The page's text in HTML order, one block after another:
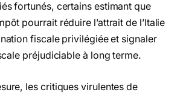
fortunés, certains estimant que
pourrait réduire l’attrait de l’Italie
fiscale privilégiée et signaler
préjudiciable à long terme.
les critiques virulentes de